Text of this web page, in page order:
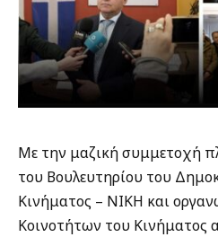
Με την μαζική συμμετοχή
του Βουλευτηρίου του
Κινήματος – ΝΙΚΗ και
Κοινοτήτων του Κινήματος